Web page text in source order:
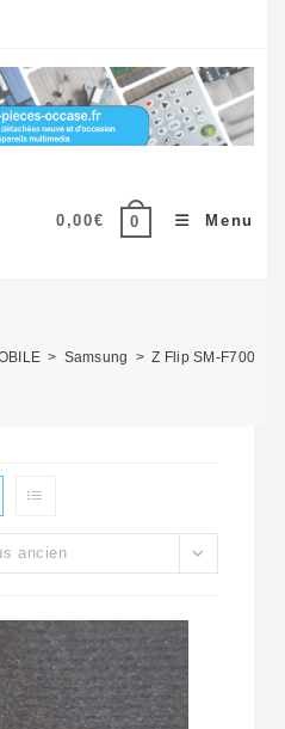
0,00€ 0 Menu
> Samsung > Z Flip SM-F700F
ancien